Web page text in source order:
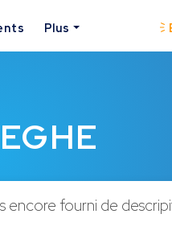
Plus
encore fourni de